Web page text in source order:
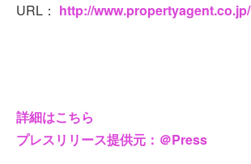
URL： http://www.propertyagent.co.jp/
詳細はこちら
プレスリリース提供元：＠Press